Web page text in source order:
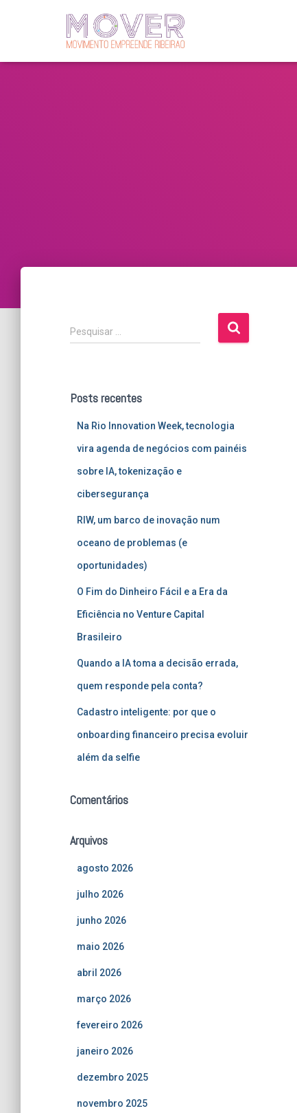
P
e
i
Pesquisar …
Posts recentes
Na Rio Innovation Week, tecnologia
vira agenda de negócios com painéis
sobre IA, tokenização e
cibersegurança
RIW, um barco de inovação num
oceano de problemas (e
oportunidades)
O Fim do Dinheiro Fácil e a Era da
Eficiência no Venture Capital
Brasileiro
Quando a IA toma a decisão errada,
quem responde pela conta?
Cadastro inteligente: por que o
onboarding financeiro precisa evoluir
além da selfie
Comentários
Arquivos
agosto 2026
julho 2026
junho 2026
maio 2026
abril 2026
março 2026
fevereiro 2026
janeiro 2026
dezembro 2025
novembro 2025